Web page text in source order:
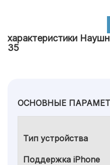
характеристики
35
ОСНОВНЫЕ
Тип устройства
Поддержка iPhone